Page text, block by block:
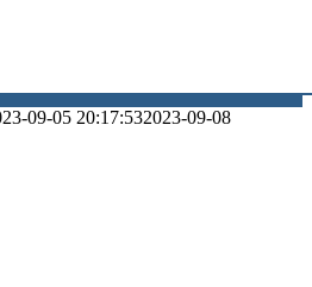
09-05 20:17:532023-09-08